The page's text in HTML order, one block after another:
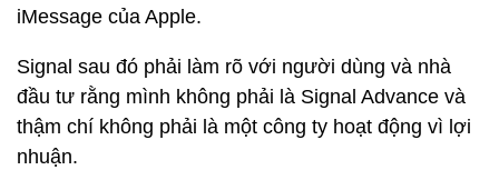
iMessage của Apple.
Signal sau đó phải làm rõ với người dùng và nhà
đầu tư rằng mình không phải là Signal Advance và
thậm chí không phải là một công ty hoạt động vì lợi
nhuận.